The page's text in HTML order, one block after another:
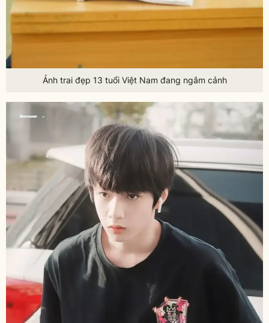
Ảnh trai đẹp 13 tuổi Việt Nam đang ngắm cảnh